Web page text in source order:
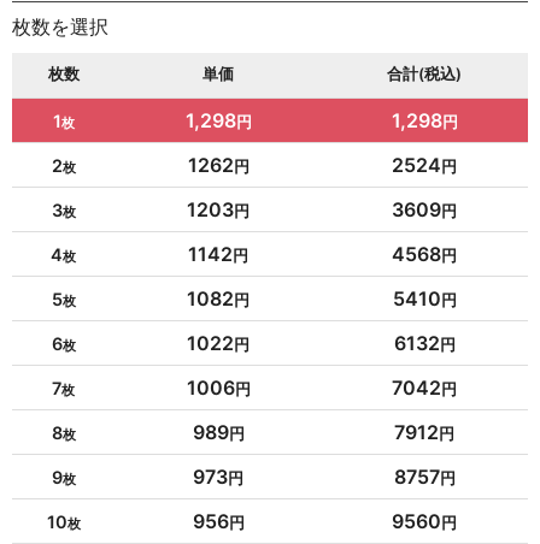
枚数を選択
枚数 単価 合計(税込)
1 1,298 1,298
2 1262 2524
3 1203 3609
4 1142 4568
5 1082 5410
6 1022 6132
7 1006 7042
8 989 7912
9 973 8757
10 956 9560